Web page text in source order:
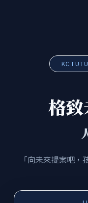
KC
格
「向未來提案吧